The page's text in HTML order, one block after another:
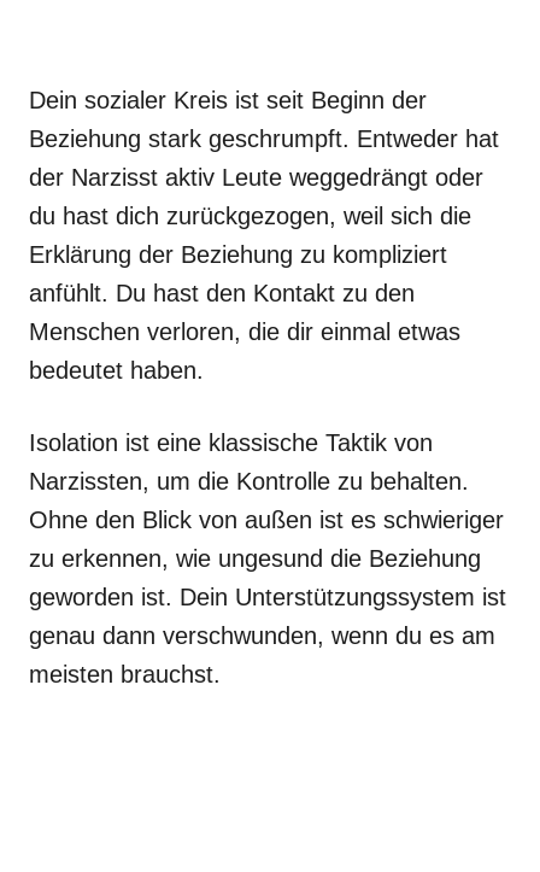
Dein sozialer Kreis ist seit Beginn der
Beziehung stark geschrumpft. Entweder hat
der Narzisst aktiv Leute weggedrängt oder
du hast dich zurückgezogen, weil sich die
Erklärung der Beziehung zu kompliziert
anfühlt. Du hast den Kontakt zu den
Menschen verloren, die dir einmal etwas
bedeutet haben.
Isolation ist eine klassische Taktik von
Narzissten, um die Kontrolle zu behalten.
Ohne den Blick von außen ist es schwieriger
zu erkennen, wie ungesund die Beziehung
geworden ist. Dein Unterstützungssystem ist
genau dann verschwunden, wenn du es am
meisten brauchst.